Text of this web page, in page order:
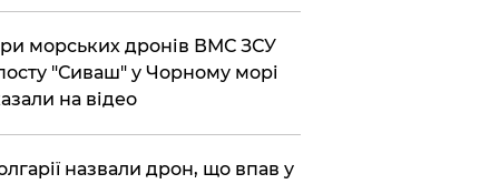
морських дронів ВМС ЗСУ
"Сиваш" у Чорному морі
на відео
назвали дрон, що впав у